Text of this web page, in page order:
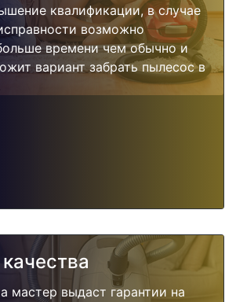
квалификации, в случае
возможно
времени чем обычно и
вариант забрать пылесос в
мастер выдаст гарантии на